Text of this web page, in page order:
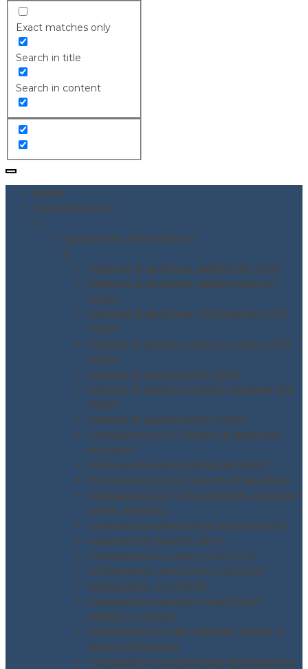
Exact matches only
Search in title
Search in content
Home
Consulenze per
▼
Consulenze Aziendali per
▼
Sistema di gestione qualità ISO 9001
Sistema di gestione ambientale ISO
14001
Sistema di gestione informazione ISO
27001
Sistemi di gestione anticorruzione ISO
37001
Sistemi di gestione ISO 3834
Sistemi di gestione rischio stradale ISO
39001
Sistemi di gestione ISO 45001
Consulenza per i Sistemi di gestione
integrati
Sistema di responsabilità SA 8000
Mantenimento dei Sistemi di gestione
Consulenza per il regolamento Europeo
GDPR 2016/679
Consulenza assunzione incarico ODV
Assunzione incarico DPO
Consulenza per piano H.A.C.C.P.
Affidamento dell’incarico di RSPP
Valutazione rischi DVR
Consulenza accesso a contributi
pubblici e privati
Formazione in aula, azienda, online e
videoconferenza
Formazione incaricati uso attrezzature